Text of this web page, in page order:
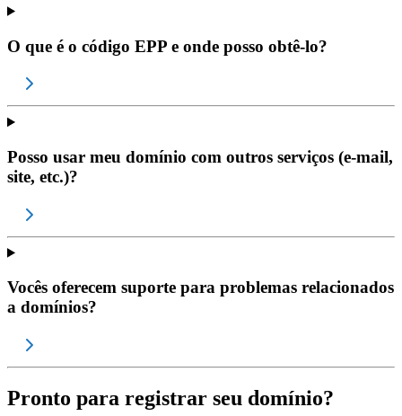
O que é o código EPP e onde posso obtê-lo?
Posso usar meu domínio com outros serviços (e-mail,
site, etc.)?
Vocês oferecem suporte para problemas relacionados
a domínios?
Pronto para registrar seu domínio?